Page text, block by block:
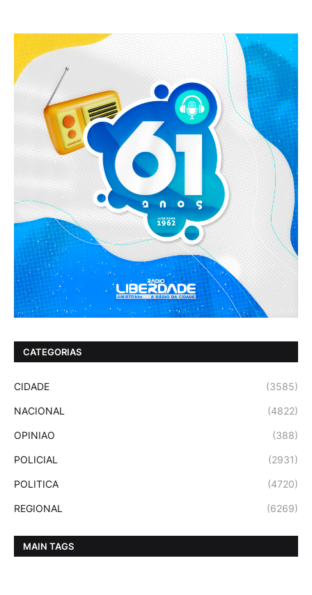
CATEGORIAS
CIDADE (3585)
NACIONAL (4822)
OPINIAO (388)
POLICIAL (2931)
POLITICA (4720)
REGIONAL (6269)
MAIN TAGS